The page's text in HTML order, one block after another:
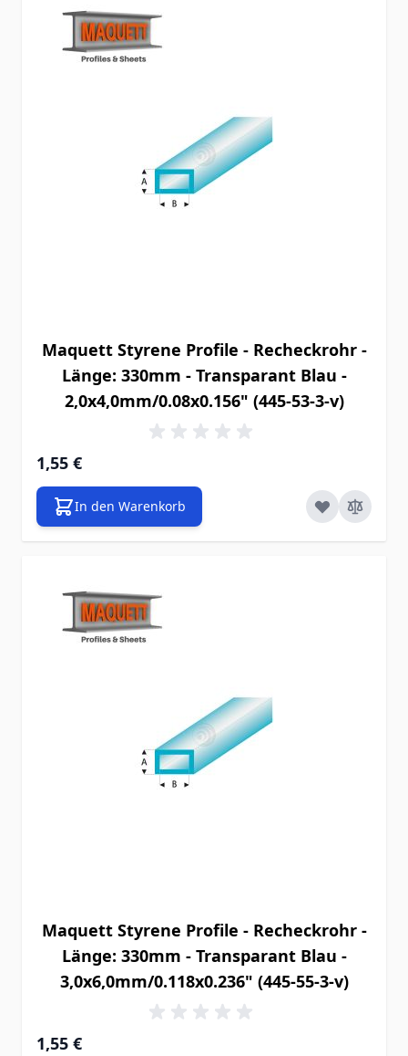
Maquett Styrene Profile - Recheckrohr -
Länge: 330mm - Transparant Blau -
2,0x4,0mm/0.08x0.156" (445-53-3-v)
1,55 €
In den Warenkorb
Maquett Styrene Profile - Recheckrohr -
Länge: 330mm - Transparant Blau -
3,0x6,0mm/0.118x0.236" (445-55-3-v)
1,55 €